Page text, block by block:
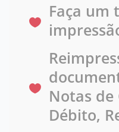
Faça um
Notas
Débito,